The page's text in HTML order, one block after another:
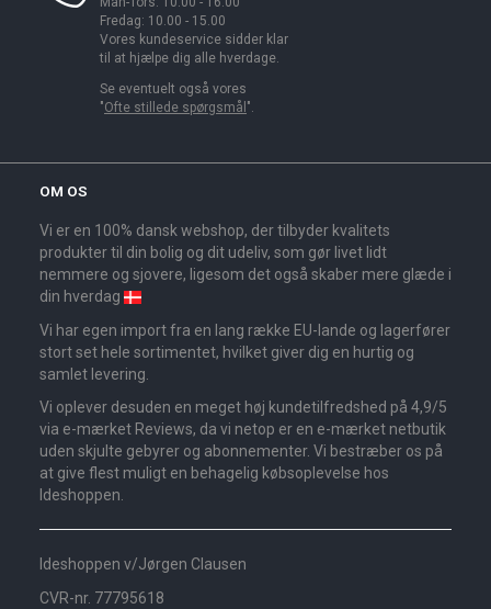
Fredag: 10.00 - 15.00
Vores kundeservice sidder klar
til at hjælpe dig alle hverdage.
Se eventuelt også vores
"Ofte stillede spørgsmål ".
OM OS
Vi er en 100% dansk webshop, der tilbyder kvalitets
produkter til din bolig og dit udeliv, som gør livet lidt
nemmere og sjovere, ligesom det også skaber mere glæde i
din hverdag
Vi har egen import fra en lang række EU-lande og lagerfører
stort set hele sortimentet, hvilket giver dig en hurtig og
samlet levering.
Vi oplever desuden en meget høj kundetilfredshed på 4,9/5
via e-mærket Reviews, da vi netop er en e-mærket netbutik
uden skjulte gebyrer og abonnementer. Vi bestræber os på
at give flest muligt en behagelig købsoplevelse hos
Ideshoppen.
Ideshoppen v/Jørgen Clausen
CVR-nr. 77795618